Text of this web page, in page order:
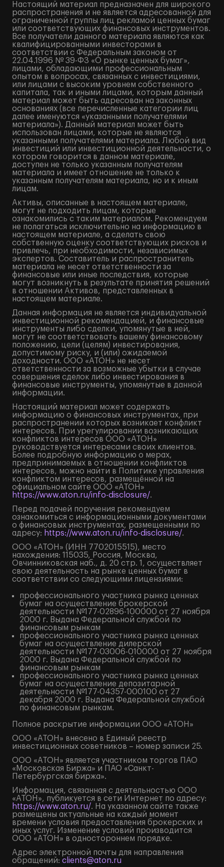
Настоящий материал предназначен для широкого
распространения и не является адресованной для
ограниченной группы лиц рекламой ценных бумаг
или соответствующих финансовых инструментов.
Все получатели данного материала являются как
квалифицированными инвесторами в
соответствии с Федеральным законом от
22.04.1996 № 39-ФЗ «О рынке ценных бумаг»,
лицами, обладающими профессиональным
опытом в вопросах, связанных с инвестициями,
или лицами с высоким уровнем собственного
капитала, так и иными лицами, которым данный
материал может быть адресован на законных
основаниях (все перечисленные категории лиц
далее именуются «указанными получателями
материала»). Данный материал может быть
использован лицами, которые не являются
указанными получателями материала. Любой вид
инвестиций или инвестиционной деятельности, о
котором говорится в данном материале,
доступен не только указанным получателям
материала и имеет отношение не только к
указанным получателям материала, но и к иным
лицам.
Активы, описанные в настоящем материале,
могут не подходить лицам, которые
ознакомились с таким материалом. Рекомендуем
не полагаться исключительно на информацию в
настоящем материале, а сделать свою
собственную оценку соответствующих рисков и
привлечь, при необходимости, независимых
экспертов. Составитель и распространитель
материала не несет ответственности за
финансовые или иные последствия, которые
могут возникнуть в результате принятия решений
в отношении Активов, представленных в
настоящем материале.
Данная информация не является индивидуальной
инвестиционной рекомендацией, и финансовые
инструменты либо сделки, упомянутые в ней,
могут не соответствовать вашему финансовому
положению, цели (целям) инвестирования,
допустимому риску, и (или) ожидаемой
доходности. ООО «АТОН» не несет
ответственности за возможные убытки в случае
совершения сделок либо инвестирования в
финансовые инструменты, упомянутые в данной
информации.
Настоящий материал может содержать
информацию о финансовых инструментах, при
распространении которых возникает конфликт
интересов. При урегулировании возникающих
конфликтов интересов ООО «АТОН»
руководствуется интересами своих клиентов.
Более подробную информацию о мерах,
предпринимаемых в отношении конфликтов
интересов, можно найти в Политике управления
конфликтом интересов, размещённой на
официальном сайте ООО «АТОН»
https://www.aton.ru/info-disclosure/.
Перед подачей поручения рекомендуем
ознакомиться с информационными документами
о финансовых инструментах, размещенными по
адресу: https://www.aton.ru/info-disclosure/.
ООО «АТОН» (ИНН 7702015515), место
нахождения: 115035, Россия, Москва,
Овчинниковская наб., д. 20 стр. 1, осуществляет
свою деятельность на рынке ценных бумаг в
соответствии со следующими лицензиями:
профессионального участника рынка ценных
бумаг на осуществление брокерской
деятельности №177-02896-100000 от 27 ноября
2000 г. Выдана Федеральной службой по
финансовым рынкам
профессионального участника рынка ценных
бумаг на осуществление дилерской
деятельности №177-03006-010000 от 27 ноября
2000 г. Выдана Федеральной службой по
финансовым рынкам
профессионального участника рынка ценных
бумаг на осуществление депозитарной
деятельности №177-04357-000100 от 27
декабря 2000 г. Выдана Федеральной службой
по финансовым рынкам.
Полное раскрытие информации ООО «АТОН»
ООО «АТОН» внесено в Единый реестр
инвестиционных советников – номер записи 25.
ООО «АТОН» является участником торгов ПАО
«Московская Биржа» и ПАО «Санкт-
Петербургская биржа».
Информация, связанная с деятельностью ООО
«АТОН», публикуется в сети Интернет по адресу:
https://www.aton.ru/. На указанном сайте также
размещены актуальные на каждый момент
времени условия предоставления брокерских и
иных услуг. Изменение условий производится
ООО «АТОН» в одностороннем порядке.
Адрес электронной почты для направления
обращений: clients@aton.ru